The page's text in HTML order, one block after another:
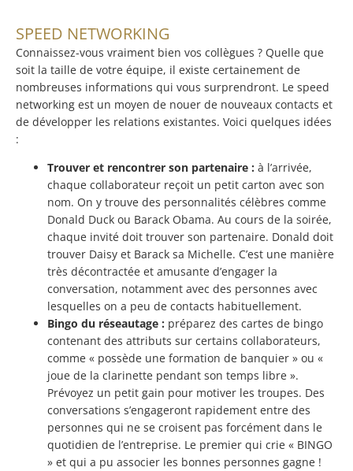
SPEED NETWORKING
Connaissez-vous vraiment bien vos collègues ? Quelle que
soit la taille de votre équipe, il existe certainement de
nombreuses informations qui vous surprendront. Le speed
networking est un moyen de nouer de nouveaux contacts et
de développer les relations existantes. Voici quelques idées
:
Trouver et rencontrer son partenaire : à l’arrivée,
chaque collaborateur reçoit un petit carton avec son
nom. On y trouve des personnalités célèbres comme
Donald Duck ou Barack Obama. Au cours de la soirée,
chaque invité doit trouver son partenaire. Donald doit
trouver Daisy et Barack sa Michelle. C’est une manière
très décontractée et amusante d’engager la
conversation, notamment avec des personnes avec
lesquelles on a peu de contacts habituellement.
Bingo du réseautage : préparez des cartes de bingo
contenant des attributs sur certains collaborateurs,
comme « possède une formation de banquier » ou «
joue de la clarinette pendant son temps libre ».
Prévoyez un petit gain pour motiver les troupes. Des
conversations s’engageront rapidement entre des
personnes qui ne se croisent pas forcément dans le
quotidien de l’entreprise. Le premier qui crie « BINGO
» et qui a pu associer les bonnes personnes gagne !